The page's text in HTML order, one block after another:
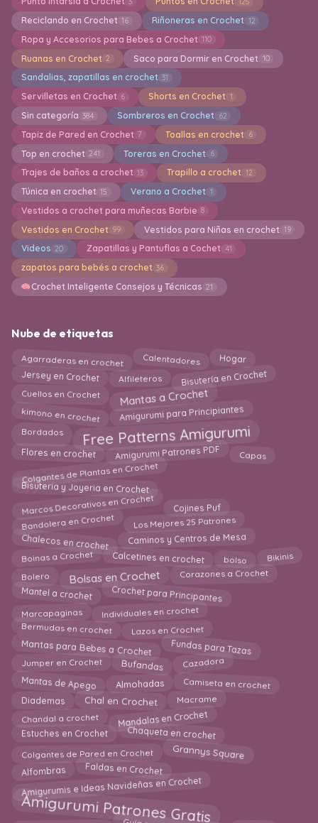
Reciclando en Crochet 16 Riñoneras en Crochet 12
Ropa y Accesorios para Bebes a Crochet 110
Ruanas en Crochet 2 Saco para Dormir en Crochet 10
Sandalias, zapatillas en crochet 31
Servilletas en Crochet 6 Shorts en Crochet 1
Sin categoría 384 Sombreros en Crochet 62
Tapiz de Pared en Crochet 7 Toallas en crochet 6
Top en crochet 241 Toreras en Crochet 6
Trajes de baños a crochet 13 Trapillo a crochet 12
Túnica en crochet 15 Verano a Crochet 1
Vestidos a crochet para muñecas Barbie 8
Vestidos en Crochet 99 Vestidos para Niñas en crochet 19
Videos 20 Zapatillas y Pantuflas a Cochet 41
zapatos para bebés a crochet 36
Crochet Inteligente Consejos y Técnicas 21
Nube de etiquetas
Agarraderas en crochet Calentadores Hogar
Jersey en Crochet Alfileteros Bisutería en Crochet
Cuellos en Crochet Mantas a Crochet
kimono en crochet Amigurumi para Principiantes
Bordados Free Patterns Amigurumi
Flores en crochet Amigurumi Patrones PDF Capas
Colgantes de Plantas en Crochet
Bisuteria y Joyeria en Crochet
Marcos Decorativos en Crochet Cojines Puf
Bandolera en Crochet Los Mejores 25 Patrones
Chalecos en crochet Caminos y Centros de Mesa
Boinas a Crochet Calcetines en crochet bolso Bikinis
Bolero Bolsas en Crochet Corazones a Crochet
Mantel a crochet Crochet para Principantes
Marcapaginas Individuales en crochet
Bermudas en crochet Lazos en Crochet
Mantas para Bebes a Crochet Fundas para Tazas
Jumper en Crochet Bufandas Cazadora
Mantas de Apego Almohadas Camiseta en crochet
Diademas Chal en Crochet Macrame
Chandal a crochet Mandalas en Crochet
Estuches en Crochet Chaqueta en crochet
Colgantes de Pared en Crochet Grannys Square
Alfombras Faldas en Crochet
Amigurumis e Ideas Navideñas en Crochet
Amigurumi Patrones Gratis